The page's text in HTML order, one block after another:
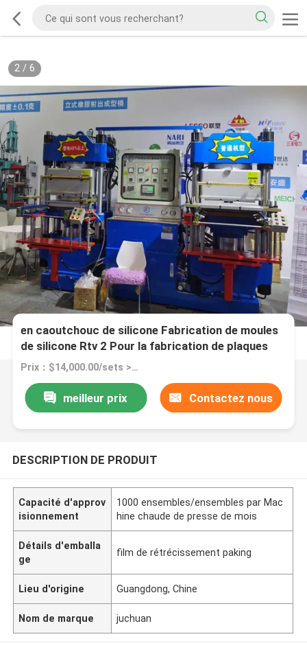
3/ 6
Machine de moulage par compression sous vide
en caoutchouc de silicone Fabrication de moules
de silicone Rtv 2 Pour la fabrication de plaques
d'aspiration de silicone pour nourrir le bébé
Prix：$14,000.00/sets >=1 sets
meilleur prix Contactez nous
DESCRIPTION DE PRODUIT
Capacité d'approv
isionnement
1000 ensembles/ensembles par Mac
hine chaude de presse de mois
Détails d'emballa
ge
film de rétrécissement paking
Lieu d'origine Guangdong, Chine
Nom de marque juchuan